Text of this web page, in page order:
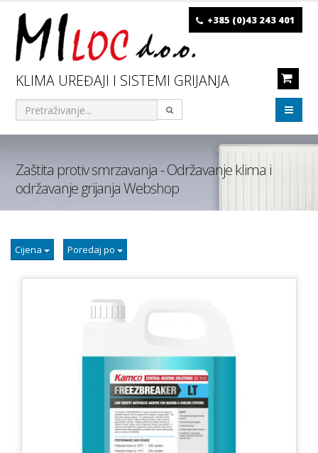
KLIMA UREĐAJI I SISTEMI GRIJANJA
+385 (0)43 243 401
Zaštita protiv smrzavanja - Održavanje klima i
održavanje grijanja Webshop
Cijena Poredaj po